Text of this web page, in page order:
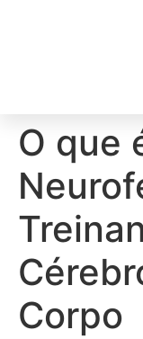
O que
Corpo